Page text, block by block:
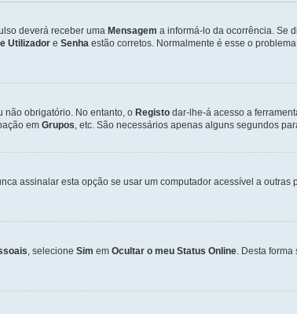
deverá receber uma Mensagem a informá-lo da ocorrência. Se
Utilizador e Senha estão corretos. Normalmente é esse o
não obrigatório. No entanto, o Registo dar-lhe-á acesso a
em Grupos, etc. São necessários apenas alguns segundos
assinalar esta opção se usar um computador acessível a outras
, selecione Sim em Ocultar o meu Status Online. Desta forma